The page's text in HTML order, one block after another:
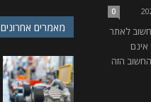
0
לאתר
הזה
מאמרים אחרונים